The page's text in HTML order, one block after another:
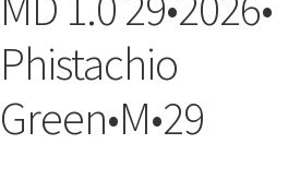
Phistachio
Green•M•29